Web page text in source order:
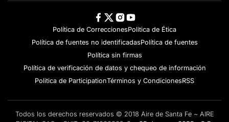
Política de CorreccionesPolitica de Ética
Política de fuentes no identificadasPolítica de fuentes
Política sin firmas
Política de verificación de datos y chequeo de información
Politica de ParticipationTérminos y CondicionesRSS
Todos los derechos reservados © 2018 Aire de Santa Fe ~ AIRE